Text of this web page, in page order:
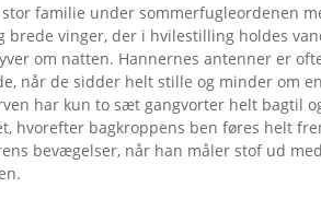
familie under sommerfugleordenen
vinger, der i hvilestilling holdes
om natten. Hannernes antenner er
når de sidder helt stille og minder om
har kun to sæt gangvorter helt bagtil
hvorefter bagkroppens ben føres helt
bevægelser, når han måler stof ud